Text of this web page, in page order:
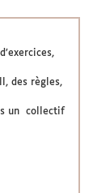
des règles,
un collectif